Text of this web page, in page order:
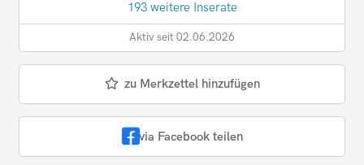
193 weitere Inserate
Aktiv seit 02.06.2026
zu Merkzettel hinzufügen
via Facebook teilen